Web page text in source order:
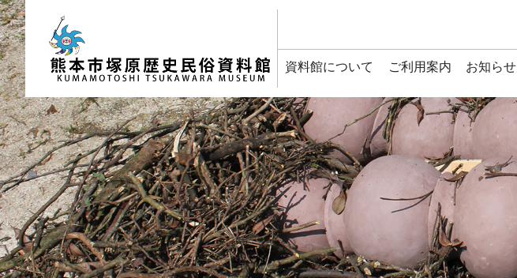
資料館について ご利用案内 お知らせ